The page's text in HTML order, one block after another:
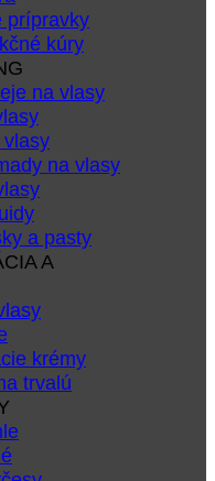
prípravky
kúry
na vlasy
vlasy
na vlasy
a pasty
A
krémy
trvalú